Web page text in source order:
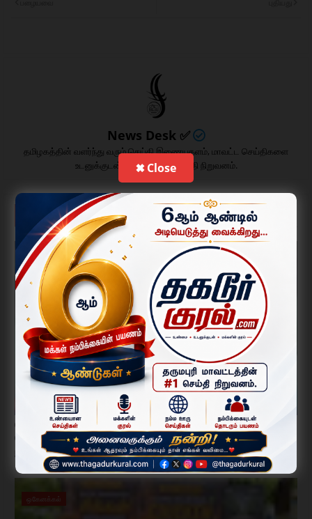
News Desk ✅
தமிழகத்தின் வளர்ந்து வரும் செய்தி இணையதளம், மாவட்ட செய்திகளை
உடனுக்குடன் வழங்கிவரும் செய்தி நிறுவனம்.
YOU MAY LIKE மேலும் காட்டு
ஒகேனக்கல்
மேகதாது, காவிரி, மின்வெட்டு உள்ளிட்ட பிரச்சினைகளில் முதல்வர்
நேரடியாக நடவடிக்கை எடுக்க வேண்டும் – முன்னாள் எம்.பி. சி.
நரசிம்மன் வலியுறுத்தல்.
August 01, 2026
ஒகேனக்கல்
✖ Close